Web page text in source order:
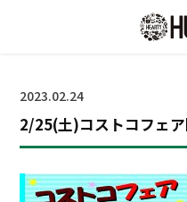
チラシ情報
店舗について
2023.02.24
2/25(土)コストコフェア